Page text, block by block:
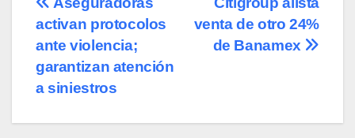
Navegación
de
entradas
venta de otro 24%
de Banamex
activan protocolos
ante violencia;
garantizan atención
a siniestros